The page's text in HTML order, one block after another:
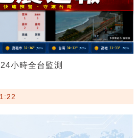
小時全台監測